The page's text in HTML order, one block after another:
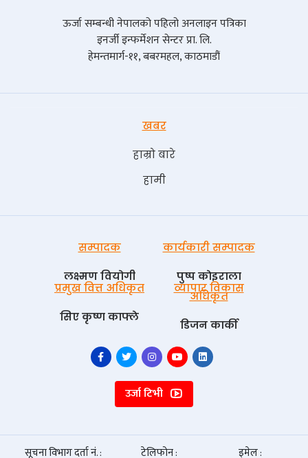
ऊर्जा सम्बन्धी नेपालको पहिलो अनलाइन पत्रिका
इनर्जी इन्फर्मेशन सेन्टर प्रा. लि.
हेमन्तमार्ग-११, बबरमहल, काठमाडौं
खबर
हाम्रो बारे
हामी
सम्पादक
लक्ष्मण वियोगी
कार्यकारी सम्पादक
पुष्प काेइराला
प्रमुख वित्त अधिकृत
सिए कृष्ण काफ्ले
व्यापार विकास
अधिकृत
डिजन कार्की
उर्जा टिभी
सूचना विभाग दर्ता नं. : टेलिफोन : इमेल :